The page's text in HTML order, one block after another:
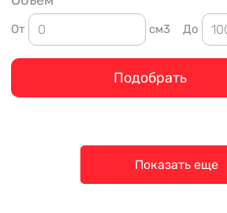
От см3 До
Подобрать
Показать еще